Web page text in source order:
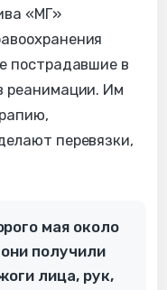
«МГ»
пострадавшие в
реанимации. Им
перевязки,
мая около
получили
лица, рук,